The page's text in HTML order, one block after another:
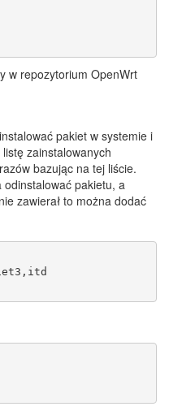
w repozytorium OpenWrt
pakiet w systemie i
zainstalowanych
bazując na tej liście.
pakietu, a
zawierał to można dodać